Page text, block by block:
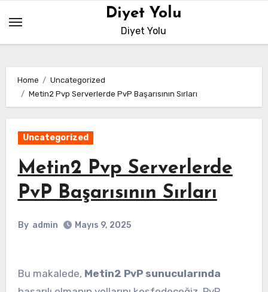
content
Diyet Yolu
Diyet Yolu
Home
Uncategorized
Metin2 Pvp Serverlerde PvP Başarısının Sırları
Uncategorized
Metin2 Pvp Serverlerde
PvP Başarısının Sırları
By admin Mayıs 9, 2025
Bu makalede, Metin2 PvP sunucularında